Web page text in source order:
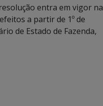
entra em vigor na
a partir de 1º de
de Estado de Fazenda,